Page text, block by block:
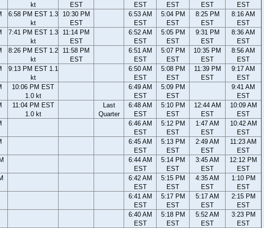
kt
EST
EST
EST
EST
EST
6:58 PM EST 1.3
kt
10:30 PM
EST
6:53 AM
EST
5:04 PM
EST
8:25 PM
EST
8:16 AM
EST
7:41 PM EST 1.3
kt
11:14 PM
EST
6:52 AM
EST
5:05 PM
EST
9:31 PM
EST
8:36 AM
EST
8:26 PM EST 1.2
kt
11:58 PM
EST
6:51 AM
EST
5:07 PM
EST
10:35 PM
EST
8:56 AM
EST
9:13 PM EST 1.1
kt
6:50 AM
EST
5:08 PM
EST
11:39 PM
EST
9:17 AM
EST
10:06 PM EST
1.0 kt
6:49 AM
EST
5:09 PM
EST
9:41 AM
EST
11:04 PM EST
1.0 kt
Last
Quarter
6:48 AM
EST
5:10 PM
EST
12:44 AM
EST
10:09 AM
EST
6:46 AM
EST
5:12 PM
EST
1:47 AM
EST
10:42 AM
EST
6:45 AM
EST
5:13 PM
EST
2:49 AM
EST
11:23 AM
EST
6:44 AM
EST
5:14 PM
EST
3:45 AM
EST
12:12 PM
EST
6:42 AM
EST
5:15 PM
EST
4:35 AM
EST
1:10 PM
EST
6:41 AM
EST
5:17 PM
EST
5:17 AM
EST
2:15 PM
EST
6:40 AM
EST
5:18 PM
EST
5:52 AM
EST
3:23 PM
EST